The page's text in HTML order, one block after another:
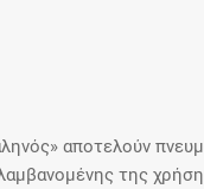
αποτελούν
της